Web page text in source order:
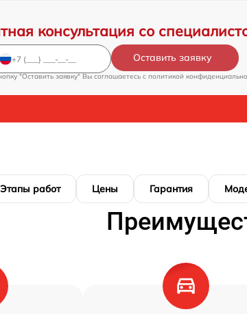
консультация со
Оставить заявку
"Оставить заявку" Вы соглашаетесь c политикой
Этапы работ Цены Гарантия